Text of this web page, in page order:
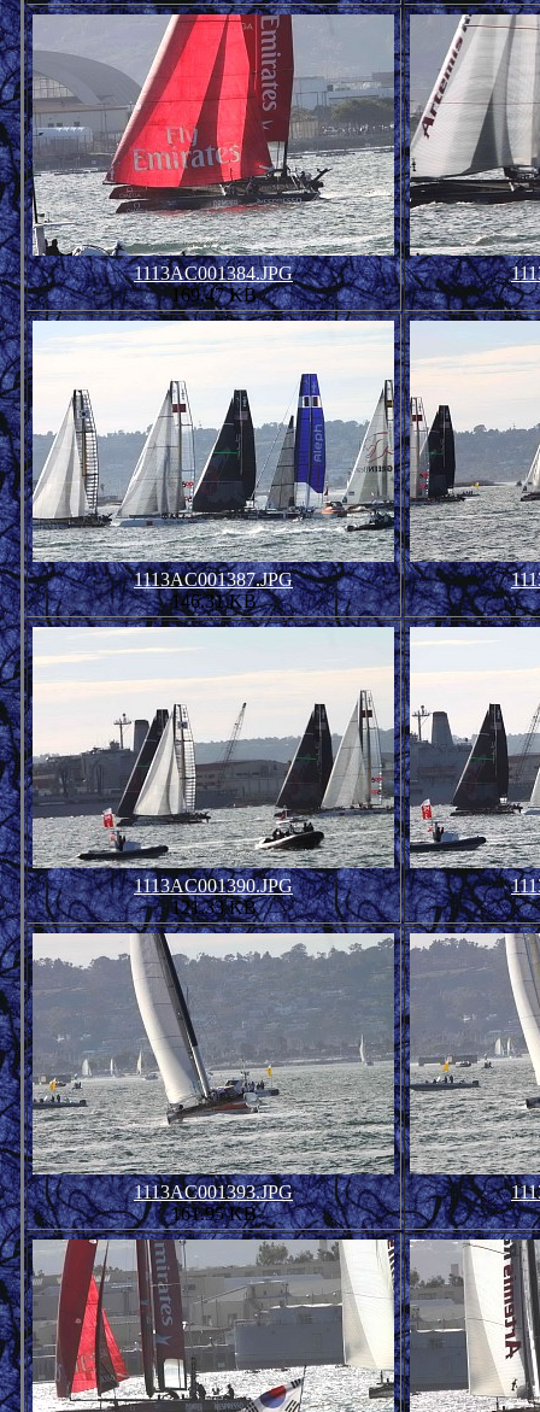
1113AC001384.JPG
169.47 KB
1113AC001387.JPG
146.31 KB
1113AC001390.JPG
121.33 KB
1113AC001393.JPG
161.95 KB